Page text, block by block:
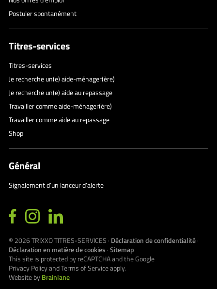
Postuler spontanément
Titres-services
Titres-services
Je recherche un(e) aide-ménager(ère)
Je recherche un(e) aide au repassage
Travailler comme aide-ménager(ère)
Travailler comme aide au repassage
Shop
Général
Signalement d’un lanceur d’alerte
© 2026TRIXXO TITRES-SERVICES · Déclaration de confidentialité·
Déclaration en matière de cookies ·Sitemap
This site is protected by reCAPTCHA and the Google
Privacy PolicyandTerms of Serviceapply.
Website byBrainlane